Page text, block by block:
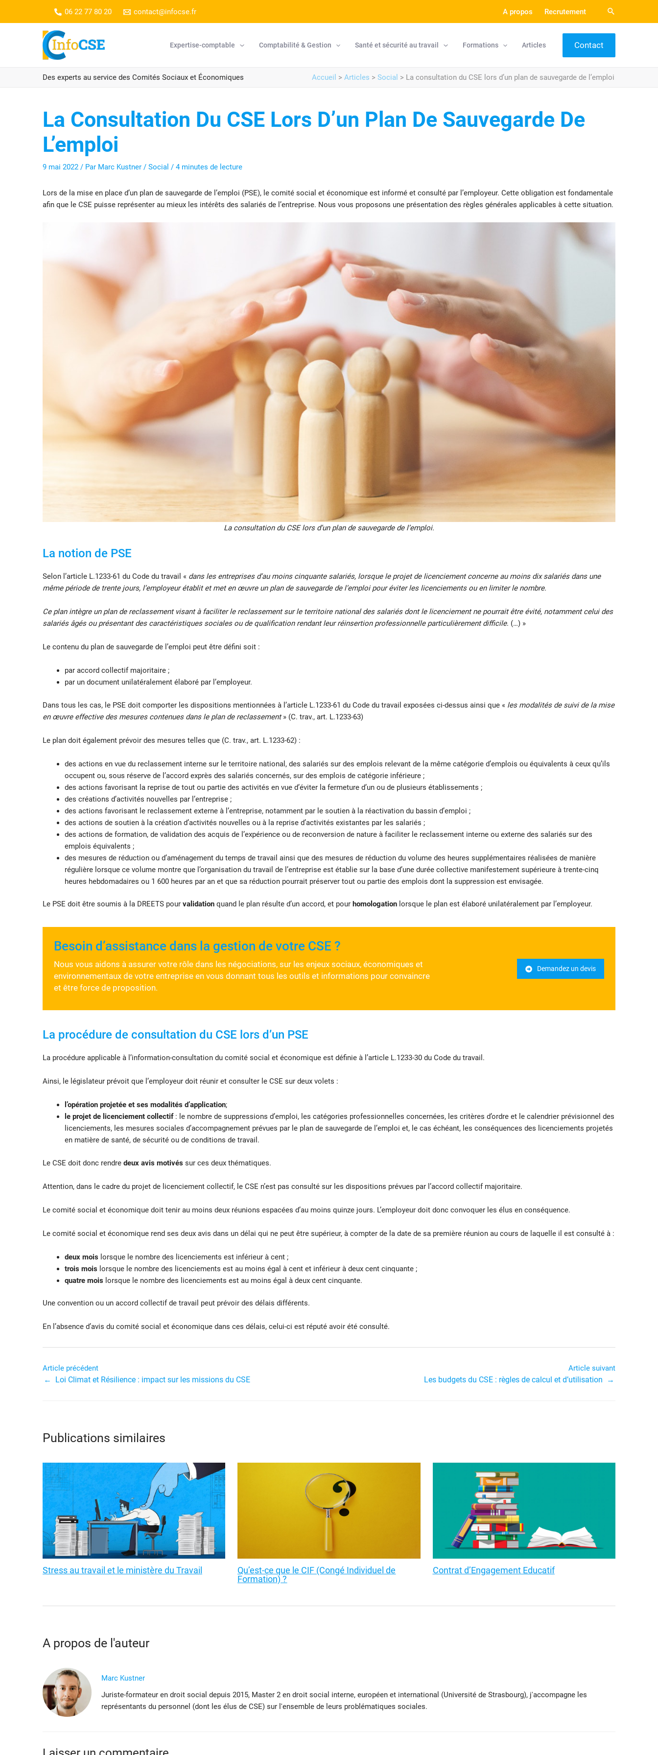
06 22 77 80 20 contact@infocse.fr A propos Recrutement
Expertise-comptable Comptabilité & Gestion Santé et sécurité au travail Formations Articles Contact
Des experts au service des Comités Sociaux et Économiques Accueil > Articles > Social > La consultation du CSE lors d’un plan de sauvegarde de l’emploi
La Consultation Du CSE Lors D’un Plan De Sauvegarde De
L’emploi
9 mai 2022 / Par Marc Kustner / Social / 4 minutes de lecture
Lors de la mise en place d’un plan de sauvegarde de l’emploi (PSE), le comité social et économique est informé et consulté par l’employeur. Cette obligation est fondamentale
afin que le CSE puisse représenter au mieux les intérêts des salariés de l’entreprise. Nous vous proposons une présentation des règles générales applicables à cette situation.
La consultation du CSE lors d’un plan de sauvegarde de l’emploi.
La notion de PSE
Selon l’article L.1233-61 du Code du travail « dans les entreprises d’au moins cinquante salariés, lorsque le projet de licenciement concerne au moins dix salariés dans une
même période de trente jours, l’employeur établit et met en œuvre un plan de sauvegarde de l’emploi pour éviter les licenciements ou en limiter le nombre.
Ce plan intègre un plan de reclassement visant à faciliter le reclassement sur le territoire national des salariés dont le licenciement ne pourrait être évité, notamment celui des
salariés âgés ou présentant des caractéristiques sociales ou de qualification rendant leur réinsertion professionnelle particulièrement difficile. (…) »
Le contenu du plan de sauvegarde de l’emploi peut être défini soit :
par accord collectif majoritaire ;
par un document unilatéralement élaboré par l’employeur.
Dans tous les cas, le PSE doit comporter les dispositions mentionnées à l’article L.1233-61 du Code du travail exposées ci-dessus ainsi que « les modalités de suivi de la mise
en œuvre effective des mesures contenues dans le plan de reclassement» (C. trav., art. L.1233-63)
Le plan doit également prévoir des mesures telles que (C. trav., art. L.1233-62) :
des actions en vue du reclassement interne sur le territoire national, des salariés sur des emplois relevant de la même catégorie d’emplois ou équivalents à ceux qu’ils
occupent ou, sous réserve de l’accord exprès des salariés concernés, sur des emplois de catégorie inférieure ;
des actions favorisant la reprise de tout ou partie des activités en vue d’éviter la fermeture d’un ou de plusieurs établissements ;
des créations d’activités nouvelles par l’entreprise ;
des actions favorisant le reclassement externe à l’entreprise, notamment par le soutien à la réactivation du bassin d’emploi ;
des actions de soutien à la création d’activités nouvelles ou à la reprise d’activités existantes par les salariés ;
des actions de formation, de validation des acquis de l’expérience ou de reconversion de nature à faciliter le reclassement interne ou externe des salariés sur des
emplois équivalents ;
des mesures de réduction ou d’aménagement du temps de travail ainsi que des mesures de réduction du volume des heures supplémentaires réalisées de manière
régulière lorsque ce volume montre que l’organisation du travail de l’entreprise est établie sur la base d’une durée collective manifestement supérieure à trente-cinq
heures hebdomadaires ou 1 600 heures par an et que sa réduction pourrait préserver tout ou partie des emplois dont la suppression est envisagée.
Le PSE doit être soumis à la DREETS pour validation quand le plan résulte d’un accord, et pour homologation lorsque le plan est élaboré unilatéralement par l’employeur.
Besoin d’assistance dans la gestion de votre CSE ?
Nous vous aidons à assurer votre rôle dans les négociations, sur les enjeux sociaux, économiques et
environnementaux de votre entreprise en vous donnant tous les outils et informations pour convaincre
et être force de proposition.
Demandez un devis
La procédure de consultation du CSE lors d’un PSE
La procédure applicable à l’information-consultation du comité social et économique est définie à l’article L.1233-30 du Code du travail.
Ainsi, le législateur prévoit que l’employeur doit réunir et consulter le CSE sur deux volets :
l’opération projetée et ses modalités d’application;
le projet de licenciement collectif: le nombre de suppressions d’emploi, les catégories professionnelles concernées, les critères d’ordre et le calendrier prévisionnel des
licenciements, les mesures sociales d’accompagnement prévues par le plan de sauvegarde de l’emploi et, le cas échéant, les conséquences des licenciements projetés
en matière de santé, de sécurité ou de conditions de travail.
Le CSE doit donc rendre deux avis motivés sur ces deux thématiques.
Attention, dans le cadre du projet de licenciement collectif, le CSE n’est pas consulté sur les dispositions prévues par l’accord collectif majoritaire.
Le comité social et économique doit tenir au moins deux réunions espacées d’au moins quinze jours. L’employeur doit donc convoquer les élus en conséquence.
Le comité social et économique rend ses deux avis dans un délai qui ne peut être supérieur, à compter de la date de sa première réunion au cours de laquelle il est consulté à :
deux mois lorsque le nombre des licenciements est inférieur à cent ;
trois mois lorsque le nombre des licenciements est au moins égal à cent et inférieur à deux cent cinquante ;
quatre mois lorsque le nombre des licenciements est au moins égal à deux cent cinquante.
Une convention ou un accord collectif de travail peut prévoir des délais différents.
En l’absence d’avis du comité social et économique dans ces délais, celui-ci est réputé avoir été consulté.
Navigation
de
Article précédent
Loi Climat et Résilience : impact sur les missions du CSE
Article suivant
Les budgets du CSE : règles de calcul et d’utilisation
Publications similaires
Stress au travail et le ministère du Travail
Qu’est-ce que le CIF (Congé Individuel de
Formation) ?
Contrat d’Engagement Educatif
A propos de l'auteur
Marc Kustner
Juriste-formateur en droit social depuis 2015, Master 2 en droit social interne, européen et international (Université de Strasbourg), j'accompagne les
représentants du personnel (dont les élus de CSE) sur l'ensemble de leurs problématiques sociales.